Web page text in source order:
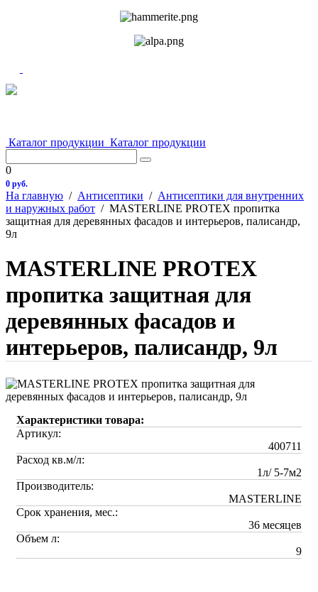
Каталог продукции Каталог продукции
0
0 руб.
На главную / Антисептики / Антисептики для внутренних
и наружных работ / MASTERLINE PROTEX пропитка
защитная для деревянных фасадов и интерьеров, палисандр,
9л
MASTERLINE PROTEX
пропитка защитная для
деревянных фасадов и
интерьеров, палисандр, 9л
Характеристики товара:
Артикул:
400711
Расход кв.м/л:
1л/ 5-7м2
Производитель:
MASTERLINE
Срок хранения, мес.:
36 месяцев
Объем л:
9